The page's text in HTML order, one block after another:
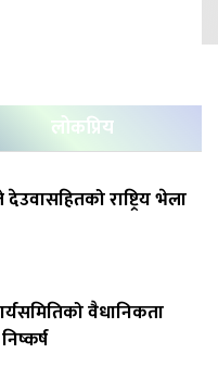
लोकप्रिय
राष्ट्रिय भेला
वैधानिकता